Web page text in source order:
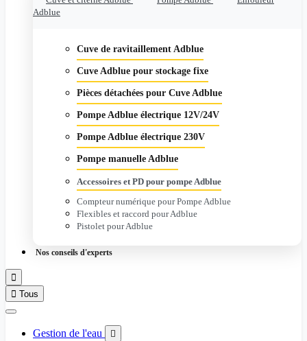
Adblue
Cuve de ravitaillement Adblue
Cuve Adblue pour stockage fixe
Pièces détachées pour Cuve Adblue
Pompe Adblue électrique 12V/24V
Pompe Adblue électrique 230V
Pompe manuelle Adblue
Accessoires et PD pour pompe Adblue
Compteur numérique pour Pompe Adblue
Flexibles et raccord pour Adblue
Pistolet pour Adblue
Nos conseils d'experts

 Tous
Gestion de l'eau 